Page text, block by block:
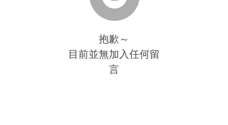
抱歉～
目前並無加入任何留
言